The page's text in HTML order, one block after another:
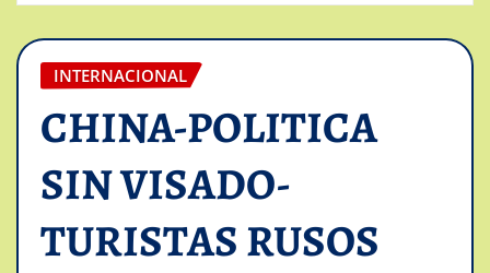
INTERNACIONAL
CHINA-POLITICA
SIN VISADO-
TURISTAS RUSOS